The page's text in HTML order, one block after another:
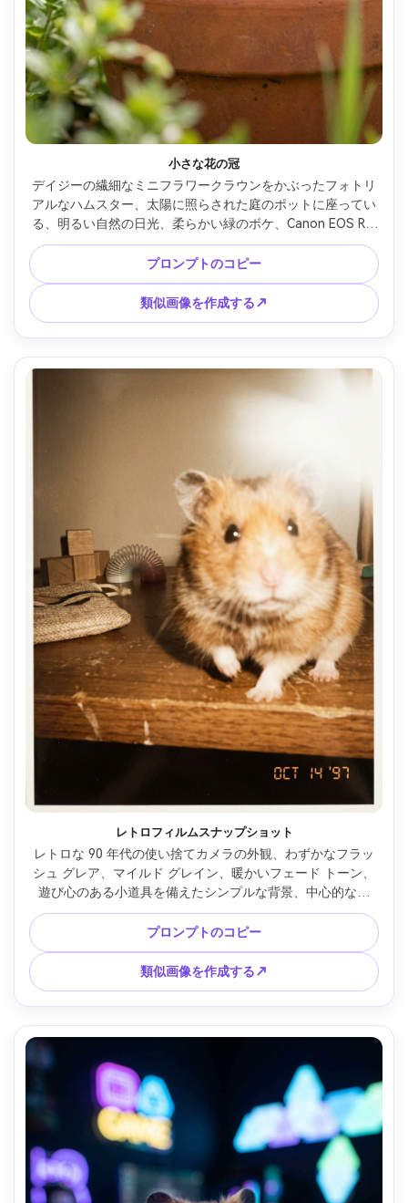
小さな花の冠
デイジーの繊細なミニフラワークラウンをかぶったフォトリ
アルなハムスター、太陽に照らされた庭のポットに座ってい
る、明るい自然の日光、柔らかい緑のボケ、Canon EOS R3
100mm マクロで撮影、超詳細な毛皮と花びら、風通しの良
いカラーグレーディング、健康的な春の美学 --ar 4:5
プロンプトのコピー
類似画像を作成する↗
レトロフィルムスナップショット
レトロな 90 年代の使い捨てカメラの外観、わずかなフラッ
シュ グレア、マイルド グレイン、暖かいフェード トーン、
遊び心のある小道具を備えたシンプルな背景、中心的な構
図、35mm フィルムをエミュレートしたショット スタイル、
自然な毛皮の質感、率直な雰囲気、高解像度スキャンの美学
--ar 4:5
プロンプトのコピー
類似画像を作成する↗